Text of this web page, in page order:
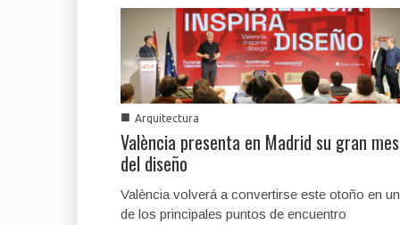
■ Arquitectura
València presenta en Madrid su gran mes
del diseño
València volverá a convertirse este otoño en
de los principales puntos de encuentro